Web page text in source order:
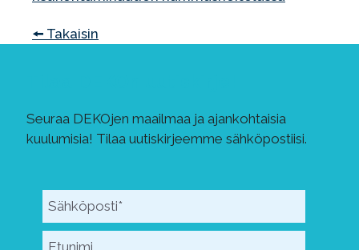
🠘 Takaisin
Seuraa DEKOjen maailmaa ja ajankohtaisia
kuulumisia! Tilaa uutiskirjeemme sähköpostiisi.